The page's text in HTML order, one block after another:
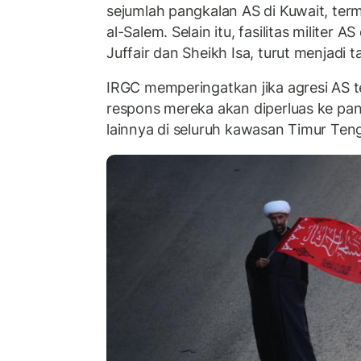
sejumlah pangkalan AS di Kuwait,
al-Salem. Selain itu, fasilitas militer
Juffair dan Sheikh Isa, turut menjadi
IRGC memperingatkan jika agresi AS
respons mereka akan diperluas ke
lainnya di seluruh kawasan Timur